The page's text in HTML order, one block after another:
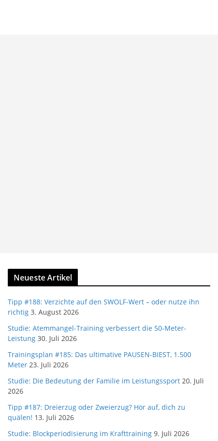
Neueste Artikel
Tipp #188: Verzichte auf den SWOLF-Wert – oder nutze ihn
richtig 3. August 2026
Studie: Atemmangel-Training verbessert die 50-Meter-
Leistung 30. Juli 2026
Trainingsplan #185: Das ultimative PAUSEN-BIEST, 1.500
Meter 23. Juli 2026
Studie: Die Bedeutung der Familie im Leistungssport 20. Juli
2026
Tipp #187: Dreierzug oder Zweierzug? Hör auf, dich zu
quälen! 13. Juli 2026
Studie: Blockperiodisierung im Krafttraining 9. Juli 2026